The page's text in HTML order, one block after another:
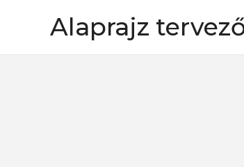
Alaprajz